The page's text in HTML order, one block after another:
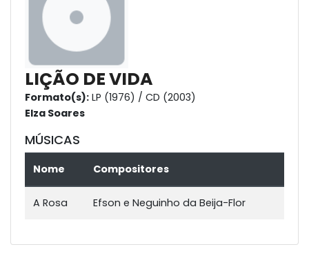
LIÇÃO DE VIDA
Formato(s): LP (1976) / CD (2003)
Elza Soares
MÚSICAS
Nome Compositores
A Rosa Efson e Neguinho da Beija-Flor